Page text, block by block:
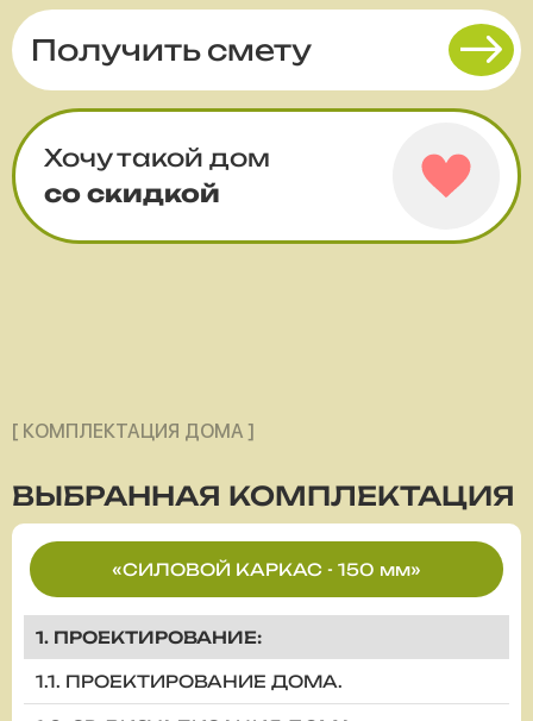
Получить смету
Хочу такой дом
со скидкой
[ КОМПЛЕКТАЦИЯ ДОМА ]
ВЫБРАННАЯ КОМПЛЕКТАЦИЯ
«СИЛОВОЙ КАРКАС - 150 мм»
1. ПРОЕКТИРОВАНИЕ:
1.1. ПРОЕКТИРОВАНИЕ ДОМА.